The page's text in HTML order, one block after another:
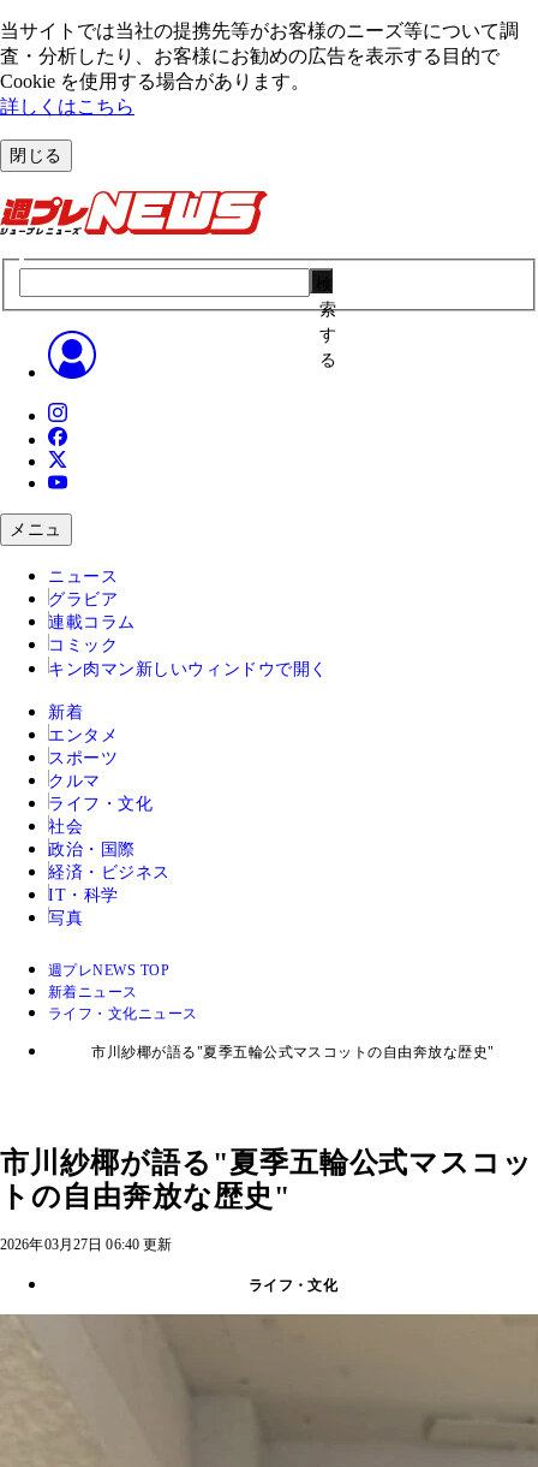
当サイトでは当社の提携先等がお客様のニーズ等について調
査・分析したり、お客様にお勧めの広告を表⽰する⽬的で
Cookie を使⽤する場合があります。
詳しくはこちら
閉じる
索
す
る
メニュ
ニュース
グラビア
連載コラム
コミック
キン肉マン 新しいウィンドウで開く
新着
エンタメ
スポーツ
クルマ
ライフ・文化
社会
政治・国際
経済・ビジネス
IT・科学
写真
週プレNEWS TOP
新着ニュース
ライフ・文化ニュース
市川紗椰が語る"夏季五輪公式マスコットの自由奔放な歴史"
市川紗椰が語る"夏季五輪公式マスコッ
トの自由奔放な歴史"
2026年03月27日 06:40 更新
ライフ・文化